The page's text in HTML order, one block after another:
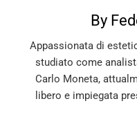
By
Appassionata di
studiato come
Carlo Moneta,
libero e impiegata